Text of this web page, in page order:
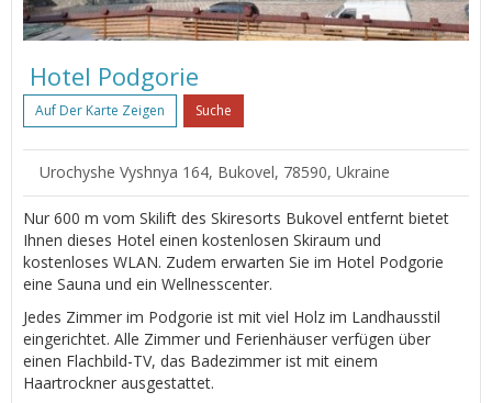
Hotel Podgorie
Auf Der Karte Zeigen Suche
Urochyshe Vyshnya 164, Bukovel, 78590, Ukraine
Nur 600 m vom Skilift des Skiresorts Bukovel entfernt bietet
Ihnen dieses Hotel einen kostenlosen Skiraum und
kostenloses WLAN. Zudem erwarten Sie im Hotel Podgorie
eine Sauna und ein Wellnesscenter.
Jedes Zimmer im Podgorie ist mit viel Holz im Landhausstil
eingerichtet. Alle Zimmer und Ferienhäuser verfügen über
einen Flachbild-TV, das Badezimmer ist mit einem
Haartrockner ausgestattet.